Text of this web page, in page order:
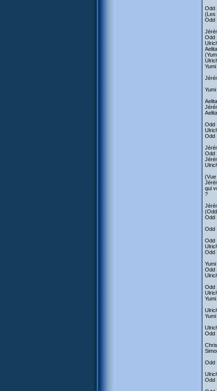
Odd
(Les
Odd
Odd
Odd
Odd
Odd
(Vue
qui
?
Odd
Odd
Odd
Odd
Odd
Odd
Yumi
Odd
Odd
Odd